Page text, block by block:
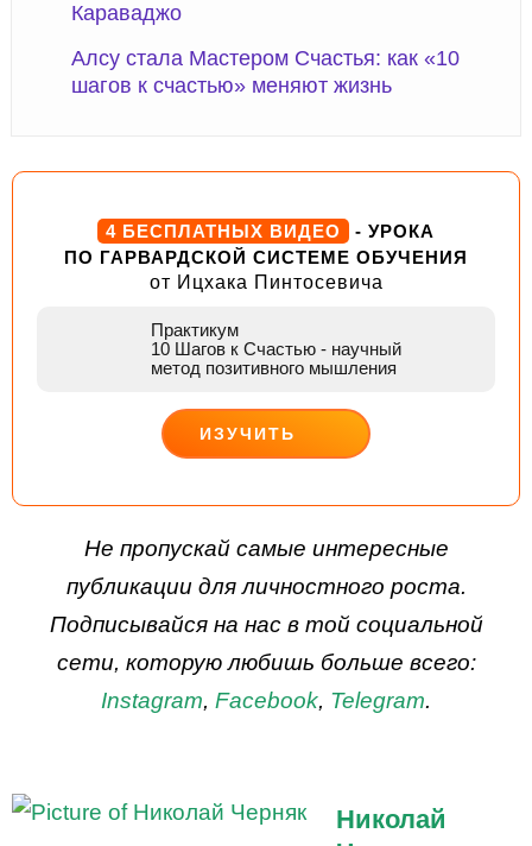
Караваджо
Алсу стала Мастером Счастья: как «10
шагов к счастью» меняют жизнь
4 БЕСПЛАТНЫХ ВИДЕО
- УРОКА
ПО ГАРВАРДСКОЙ СИСТЕМЕ ОБУЧЕНИЯ
от Ицхака Пинтосевича
Практикум
10 Шагов к Счастью - научный
метод позитивного мышления
ИЗУЧИТЬ
Не пропускай самые интересные
публикации для личностного роста.
Подписывайся на нас в той социальной
сети, которую любишь больше всего:
Instagram, Facebook, Telegram.
Николай